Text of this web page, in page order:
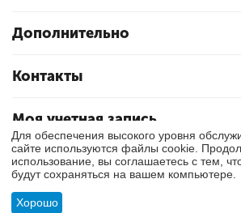
Дополнительно
Контакты
Моя учетная запись
© 2018 - 2026 Exly. Все права защищены.
Для обеспечения высокого уровня
сайте используются файлы cookie.
использование, вы соглашаетесь с тем,
будут сохраняться на вашем компьютере.
Хорошо